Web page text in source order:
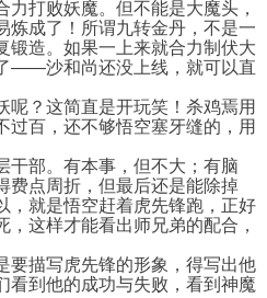
打败妖魔。但不能是大魔头，
炼成了！所谓九转金丹，不是一
锻造。如果一上来就合力制伏大
——沙和尚还没上线，就可以直
？这简直是开玩笑！杀鸡焉用
过百，还不够悟空塞牙缝的，用
部。有本事，但不大；有脑
费点周折，但最后还是能除掉
，就是悟空赶着虎先锋跑，正好
这样才能看出师兄弟的配合，
描写虎先锋的形象，得写出他
看到他的成功与失败，看到神魔